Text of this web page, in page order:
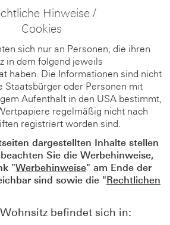
Hinweise /
Cookies
sich nur an Personen, die ihren
in dem folgend jeweils
haben. Die Informationen sind nicht
Staatsbürger oder Personen mit
Aufenthalt in den USA bestimmt,
regelmäßig nicht nach
registriert worden sind.
dargestellten Inhalte stellen
Sie die Werbehinweise,
"Werbehinweise" am Ende der
sind sowie die "Rechtlichen
befindet sich in: